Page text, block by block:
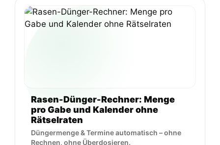
Rasen-Dünger-Rechner: Menge
pro Gabe und Kalender ohne
Rätselraten
Düngermenge & Termine automatisch – ohne
Rechnen, ohne Überdosieren.